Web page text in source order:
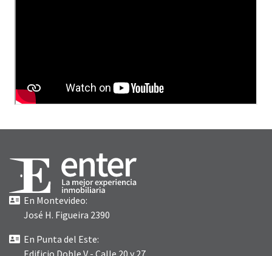
En Montevideo:
José H. Figueira 2390
En Punta del Este: